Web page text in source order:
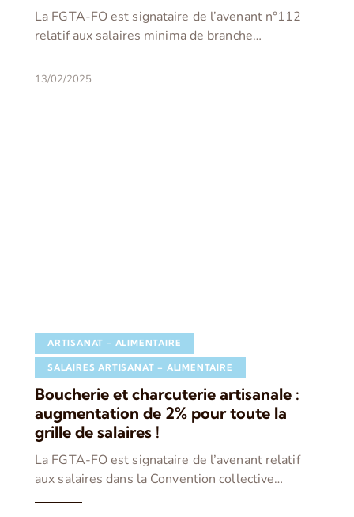
La FGTA-FO est signataire de l’avenant n°112
relatif aux salaires minima de branche…
13/02/2025
ARTISANAT - ALIMENTAIRE
SALAIRES ARTISANAT – ALIMENTAIRE
Boucherie et charcuterie artisanale :
augmentation de 2% pour toute la
grille de salaires !
La FGTA-FO est signataire de l’avenant relatif
aux salaires dans la Convention collective…